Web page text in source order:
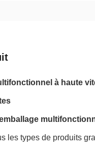
à haute
les types de produits